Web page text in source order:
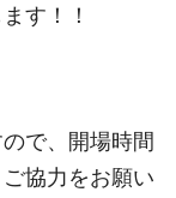
す！！
で、開場時間
協力をお願い